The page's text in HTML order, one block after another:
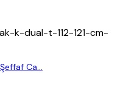
k-dual-t-112-121-cm-
Ca...